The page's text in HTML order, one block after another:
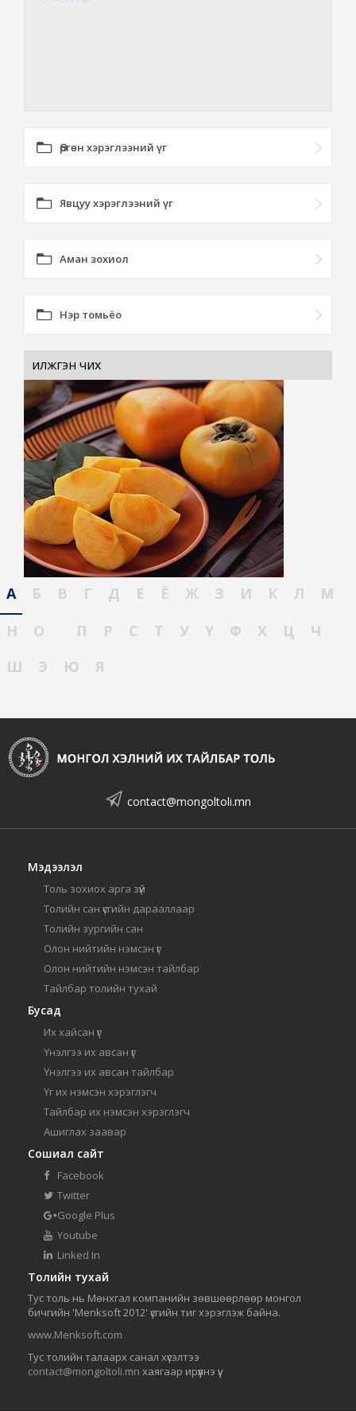
Өргөн хэрэглээний үг
Явцуу хэрэглээний үг
Аман зохиол
Нэр томьёо
илжгэн чих
А Б В Г Д Е Ё Ж З И К Л
М
Н
О П Р С Т У Ү Ф Х Ц
Ч
Ш
Э Ю Я
contact@mongoltoli.mn
Мэдээлэл
Толь зохиох арга зүй
Толийн сан үсгийн дарааллаар
Толийн зургийн сан
Олон нийтийн нэмсэн үг
Олон нийтийн нэмсэн тайлбар
Тайлбар толийн тухай
Бусад
Их хайсан үг
Үнэлгээ их авсан үг
Үнэлгээ их авсан тайлбар
Үг их нэмсэн хэрэглэгч
Тайлбар их нэмсэн хэрэглэгч
Ашиглах заавар
Сошиал сайт
Facebook
Twitter
Google Plus
Youtube
Linked In
Толийн тухай
Тус толь нь Мөнхгал компанийн зөвшөөрлөөр монгол
бичгийн 'Menksoft 2012' үсгийн тиг хэрэглэж байна.
www.Menksoft.com
Тус толийн талаарх санал хүсэлтээ
contact@mongoltoli.mn хаягаар ирүүлнэ үү.